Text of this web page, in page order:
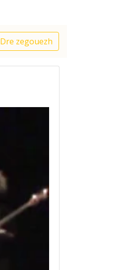
Dre zegouezh